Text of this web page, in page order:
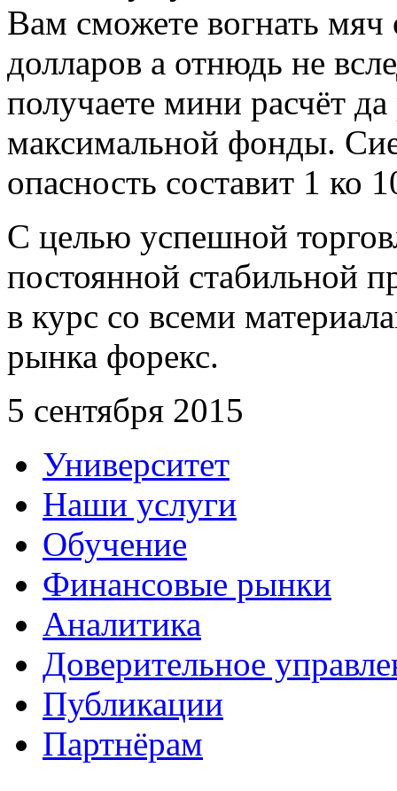
Вам сможете вогнать
долларов а отнюдь не
получаете мини расчёт
максимальной фонды. Сие
опасность составит 1 ко
С целью успешной
постоянной стабильной
в курс со всеми
рынка форекс.
5 сентября 2015
Университет
Наши услуги
Обучение
Финансовые рынки
Аналитика
Доверительное
Публикации
Партнёрам